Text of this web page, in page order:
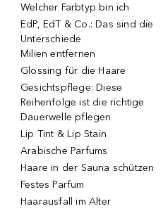
Welcher Farbtyp bin ich
EdP, EdT & Co.: Das sind die
Unterschiede
Milien entfernen
Glossing für die Haare
Gesichtspflege: Diese
Reihenfolge ist die richtige
Dauerwelle pflegen
Lip Tint & Lip Stain
Arabische Parfums
Haare in der Sauna schützen
Festes Parfum
Haarausfall im Alter